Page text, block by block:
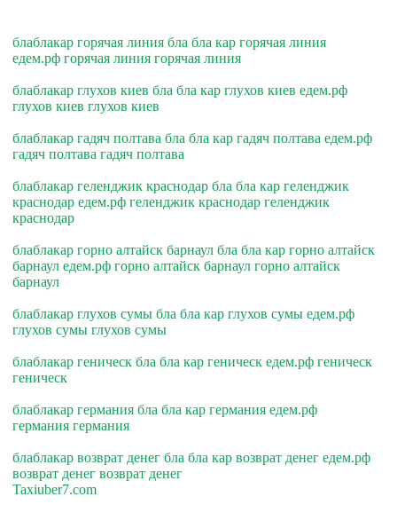
блаблакар горячая линия бла бла кар горячая линия
едем.рф горячая линия горячая линия
блаблакар глухов киев бла бла кар глухов киев едем.рф
глухов киев глухов киев
блаблакар гадяч полтава бла бла кар гадяч полтава едем.рф
гадяч полтава гадяч полтава
блаблакар геленджик краснодар бла бла кар геленджик
краснодар едем.рф геленджик краснодар геленджик
краснодар
блаблакар горно алтайск барнаул бла бла кар горно алтайск
барнаул едем.рф горно алтайск барнаул горно алтайск
барнаул
блаблакар глухов сумы бла бла кар глухов сумы едем.рф
глухов сумы глухов сумы
блаблакар геническ бла бла кар геническ едем.рф геническ
геническ
блаблакар германия бла бла кар германия едем.рф
германия германия
блаблакар возврат денег бла бла кар возврат денег едем.рф
возврат денег возврат денег
Taxiuber7.com